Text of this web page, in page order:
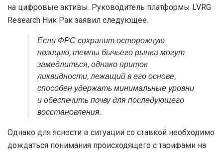
на цифровые активы. Руководитель платформы LVRG
Research Ник Рак заявил следующее.
Если ФРС сохранит осторожную
позицию, темпы бычьего рынка могут
замедлиться, однако приток
ликвидности, лежащий в его основе,
способен удержать минимальные уровни
и обеспечить почву для последующего
восстановления.
Однако для ясности в ситуации со ставкой необходимо
дождаться понимания происходящего с тарифами на